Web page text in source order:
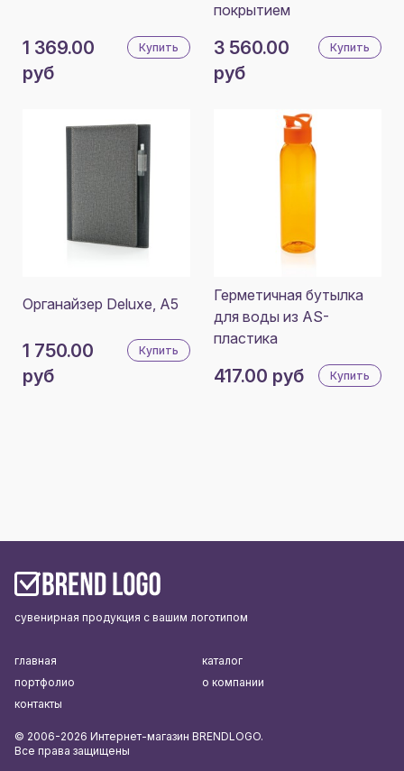
1 369.00
руб
Купить
покрытием
3 560.00
руб
Купить
Органайзер Deluxe, A5
1 750.00
руб
Купить
Герметичная бутылка
для воды из AS-
пластика
417.00 руб Купить
сувенирная продукция с вашим логотипом
главная
каталог
портфолио
о компании
контакты
© 2006-2026 Интернет-магазин BRENDLOGO.
Все права защищены